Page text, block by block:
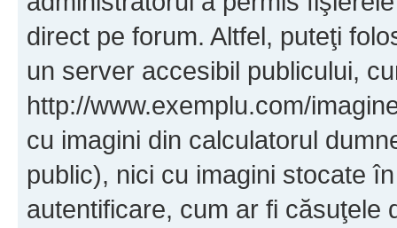
direct pe forum. Altfel, puteţi
un server accesibil publicului,
http://www.exemplu.com/
cu imagini din calculatorul
public), nici cu imagini stocate
autentificare, cum ar fi căsuţele